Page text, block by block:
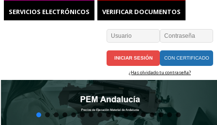
SERVICIOS ELECTRÓNICOS VERIFICAR DOCUMENTOS
CON CERTIFICADO
¿Has olvidado tu contraseña?